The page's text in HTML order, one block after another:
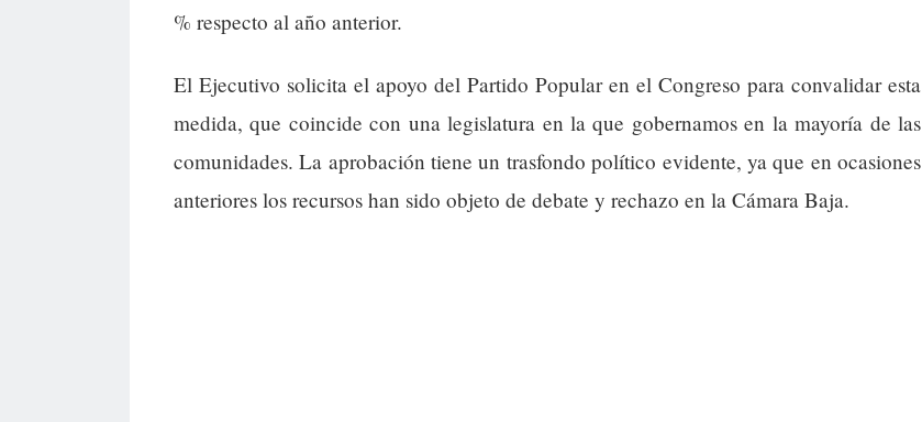
% respecto al año anterior.
El Ejecutivo solicita el apoyo del Partido Popular en el Congreso para convalidar esta
medida, que coincide con una legislatura en la que gobernamos en la mayoría de las
comunidades. La aprobación tiene un trasfondo político evidente, ya que en ocasiones
anteriores los recursos han sido objeto de debate y rechazo en la Cámara Baja.